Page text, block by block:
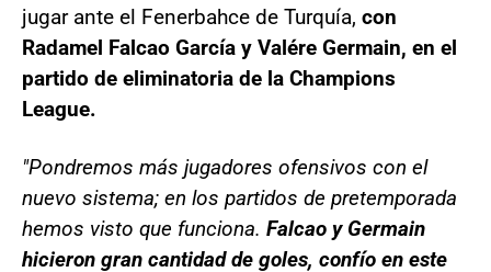
jugar ante el Fenerbahce de Turquía, con
Radamel Falcao García y Valére Germain, en el
partido de eliminatoria de la Champions
League.
"Pondremos más jugadores ofensivos con el
nuevo sistema; en los partidos de pretemporada
hemos visto que funciona. Falcao y Germain
hicieron gran cantidad de goles, confío en este